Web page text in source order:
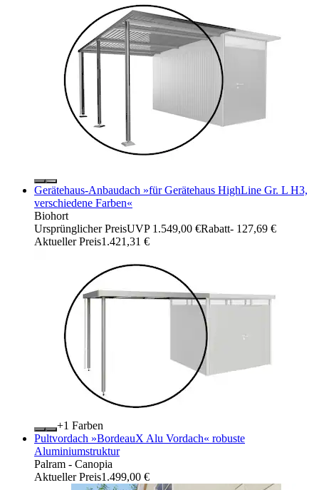
Gerätehaus-Anbaudach »für Gerätehaus HighLine Gr. L H3,
verschiedene Farben«
Biohort
Ursprünglicher PreisUVP 1.549,00 €Rabatt- 127,69 €
Aktueller Preis1.421,31 €
+
Farben
Pultvordach »BordeauX Alu Vordach« robuste
Aluminiumstruktur
Palram - Canopia
Aktueller Preis1.499,00 €